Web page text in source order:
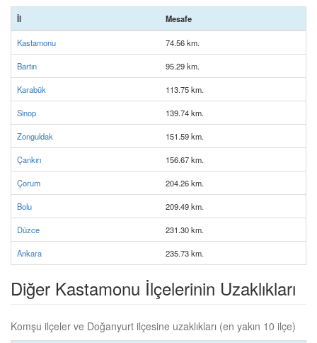
İl Mesafe
Kastamonu 74.56 km.
Bartın 95.29 km.
Karabük 113.75 km.
Sinop 139.74 km.
Zonguldak 151.59 km.
Çankırı 156.67 km.
Çorum 204.26 km.
Bolu 209.49 km.
Düzce 231.30 km.
Ankara 235.73 km.
Diğer Kastamonu İlçelerinin Uzaklıkları
Komşu ilçeler ve Doğanyurt ilçesine uzaklıkları (en yakın 10 ilçe)